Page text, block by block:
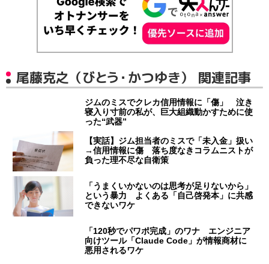
尾藤克之（びとう・かつゆき） 関連記事
ジムのミスでクレカ信用情報に「傷」 泣き
寝入り寸前の私が、巨大組織動かすために使
った“武器”
【実話】ジム担当者のミスで「未入金」扱い
→信用情報に傷 落ち度なきコラムニストが
負った理不尽な自衛策
「うまくいかないのは思考が足りないから」
という暴力 よくある「自己啓発本」に共感
できないワケ
「120秒でパワポ完成」のワナ エンジニア
向けツール「Claude Code」が情報商材に
悪用されるワケ